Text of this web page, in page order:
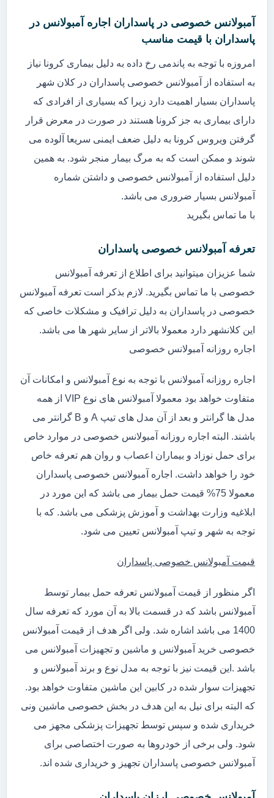
آمبولانس خصوصی در پاسداران اجاره آمبولانس در
پاسداران با قیمت مناسب
امروزه با توجه به پاندمی رخ داده به دلیل بیماری کرونا نیاز
به استفاده از آمبولانس خصوصی پاسداران در کلان شهر
پاسداران بسیار اهمیت دارد زیرا که بسیاری از افرادی که
دارای بیماری به جز کرونا هستند در صورت در معرض قرار
گرفتن ویروس کرونا به دلیل ضعف ایمنی سریعا آلوده می
شوند و ممکن است که به مرگ بیمار منجر شود. به همین
دلیل استفاده از آمبولانس خصوصی و داشتن شماره
آمبولانس بسیار ضروری می باشد.
با ما تماس بگیرید
تعرفه آمبولانس خصوصی پاسداران
شما عزیزان میتوانید برای اطلاع از تعرفه آمبولانس
خصوصی با ما تماس بگیرید. لازم بذکر است تعرفه آمبولانس
خصوصی در پاسداران به دلیل ترافیک و مشکلات خاصی که
این کلانشهر دارد معمولا بالاتر از سایر شهر ها می باشد.
اجاره روزانه آمبولانس خصوصی
اجاره روزانه آمبولانس با توجه به نوع آمبولانس و امکانات آن
متفاوت خواهد بود معمولا آمبولانس های نوع VIP از همه
مدل ها گرانتر و بعد از آن مدل های تیپ A و B گرانتر می
باشند. البته اجاره روزانه آمبولانس خصوصی در موارد خاص
برای حمل نوزاد و بیماران اعصاب و روان هم تعرفه خاص
خود را خواهد داشت. اجاره آمبولانس خصوصی پاسداران
معمولا 75% قیمت حمل بیمار می باشد که این مورد در
ابلاغیه وزارت بهداشت و آموزش پزشکی می باشد. که با
توجه به شهر و تیپ آمبولانس تعیین می شود.
قیمت آمبولانس خصوصی پاسداران
اگر منظور از قیمت آمبولانس تعرفه حمل بیمار توسط
آمبولانس باشد که در قسمت بالا به آن مورد که تعرفه سال
1400 می باشد اشاره شد. ولی اگر هدف از قیمت آمبولانس
خصوصی خرید آمبولانس و ماشین و تجهیزات آمبولانس می
باشد .این قیمت نیز با توجه به مدل نوع و برند آمبولانس و
تجهیزات سوار شده در کابین این ماشین متفاوت خواهد بود.
که البته برای نیل به این هدف در بخش خصوصی ماشین ونی
خریداری شده و سپس توسط تجهیزات پزشکی مجهز می
شود. ولی برخی از خودروها به صورت اختصاصی برای
آمبولانس خصوصی پاسداران تجهیز و خریداری شده اند.